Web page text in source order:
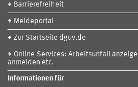
Barrierefreiheit
Meldeportal
Zur Startseite dguv.de
Online-Services: Arbeitsunfall
anmelden etc.
Informationen für